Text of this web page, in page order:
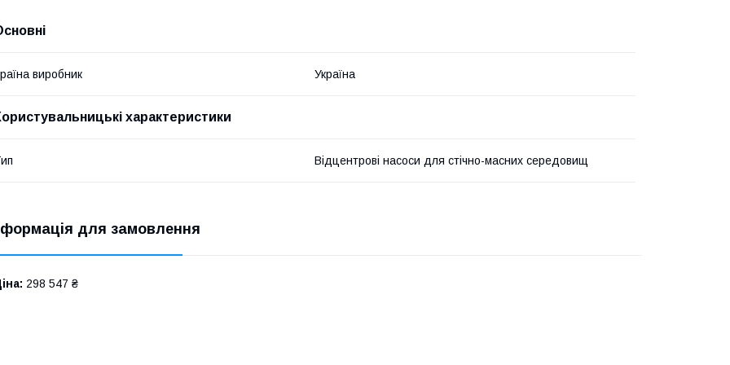
виробник Україна
характеристики
Відцентрові насоси для стічно-масних середовищ
для замовлення
298 547 ₴